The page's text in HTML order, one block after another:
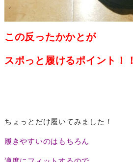
この反ったかかとが
スポっと履けるポイント！！
ちょっとだけ履いてみました！
履きやすいのはもちろん